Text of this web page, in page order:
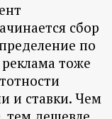
сбор
по
тоже
и ставки. Чем